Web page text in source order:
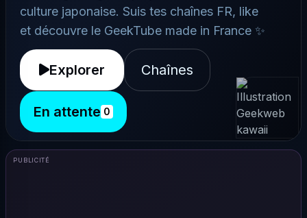
culture japonaise. Suis tes chaînes FR, like
et découvre le GeekTube made in France ✨
Explorer Chaînes
En attente 0
PUBLICITÉ